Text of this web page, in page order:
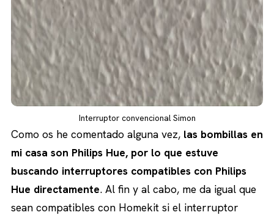
Interruptor convencional Simon
Como os he comentado alguna vez, las bombillas en
mi casa son Philips Hue, por lo que estuve
buscando interruptores compatibles con Philips
Hue directamente. Al fin y al cabo, me da igual que
sean compatibles con Homekit si el interruptor